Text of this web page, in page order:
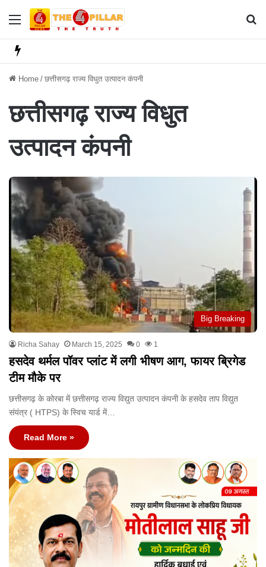
Menu
Home / छत्तीसगढ़ राज्य विधुत उत्पादन कंपनी
छत्तीसगढ़ राज्य विधुत
उत्पादन कंपनी
Big Breaking
Richa Sahay March 15, 2025 0 1
हसदेव थर्मल पॉवर प्लांट में लगी भीषण आग, फायर ब्रिगेड
टीम मौके पर
छत्तीसगढ़ के कोरबा में छत्तीसगढ़ राज्य विद्युत उत्पादन कंपनी के हसदेव ताप विद्युत
संयंत्र ( HTPS) के स्विच यार्ड में…
Read More »